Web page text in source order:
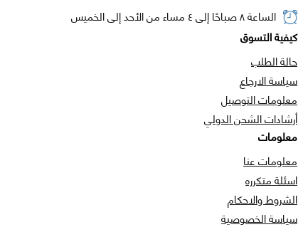
الساعة ٨ صباحًا إلى ٤ مساء من الأحد إلى الخميس
كيفية التسوق
حالة الطلب
سياسة الارجاع
معلومات التوصيل
أرشادات الشحن الدولي
معلومات
معلومات عنا
اسئلة متكرره
الشروط والاحكام
سياسة الخصوصية